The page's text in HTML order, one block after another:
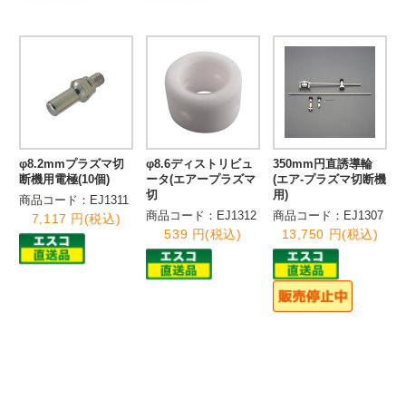
φ8.2mmプラズマ切
断機用電極(10個)
商品コード：EJ1311
7,117 円(税込)
φ8.6ディストリビュ
ータ(エアープラズマ
切
商品コード：EJ1312
539 円(税込)
350mm円直誘導輪
(エア-プラズマ切断機
用)
商品コード：EJ1307
13,750 円(税込)